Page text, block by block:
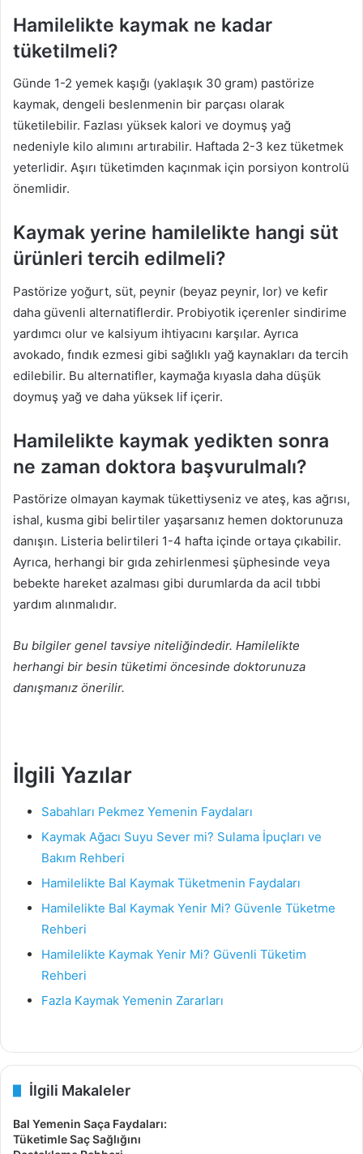
Hamilelikte kaymak ne kadar
tüketilmeli?
Günde 1-2 yemek kaşığı (yaklaşık 30 gram) pastörize
kaymak, dengeli beslenmenin bir parçası olarak
tüketilebilir. Fazlası yüksek kalori ve doymuş yağ
nedeniyle kilo alımını artırabilir. Haftada 2-3 kez tüketmek
yeterlidir. Aşırı tüketimden kaçınmak için porsiyon kontrolü
önemlidir.
Kaymak yerine hamilelikte hangi süt
ürünleri tercih edilmeli?
Pastörize yoğurt, süt, peynir (beyaz peynir, lor) ve kefir
daha güvenli alternatiflerdir. Probiyotik içerenler sindirime
yardımcı olur ve kalsiyum ihtiyacını karşılar. Ayrıca
avokado, fındık ezmesi gibi sağlıklı yağ kaynakları da tercih
edilebilir. Bu alternatifler, kaymağa kıyasla daha düşük
doymuş yağ ve daha yüksek lif içerir.
Hamilelikte kaymak yedikten sonra
ne zaman doktora başvurulmalı?
Pastörize olmayan kaymak tükettiyseniz ve ateş, kas ağrısı,
ishal, kusma gibi belirtiler yaşarsanız hemen doktorunuza
danışın. Listeria belirtileri 1-4 hafta içinde ortaya çıkabilir.
Ayrıca, herhangi bir gıda zehirlenmesi şüphesinde veya
bebekte hareket azalması gibi durumlarda da acil tıbbi
yardım alınmalıdır.
Bu bilgiler genel tavsiye niteliğindedir. Hamilelikte
herhangi bir besin tüketimi öncesinde doktorunuza
danışmanız önerilir.
İlgili Yazılar
Sabahları Pekmez Yemenin Faydaları
Kaymak Ağacı Suyu Sever mi? Sulama İpuçları ve
Bakım Rehberi
Hamilelikte Bal Kaymak Tüketmenin Faydaları
Hamilelikte Bal Kaymak Yenir Mi? Güvenle Tüketme
Rehberi
Hamilelikte Kaymak Yenir Mi? Güvenli Tüketim
Rehberi
Fazla Kaymak Yemenin Zararları
İlgili Makaleler
Bal Yemenin Saça Faydaları:
Tüketimle Saç Sağlığını